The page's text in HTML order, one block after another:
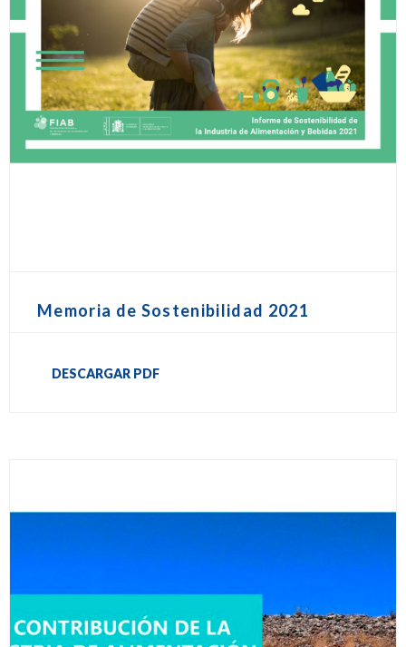
Memoria de Sostenibilidad 2021
DESCARGAR PDF